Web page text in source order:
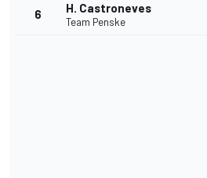
6 H. Castroneves
Team Penske